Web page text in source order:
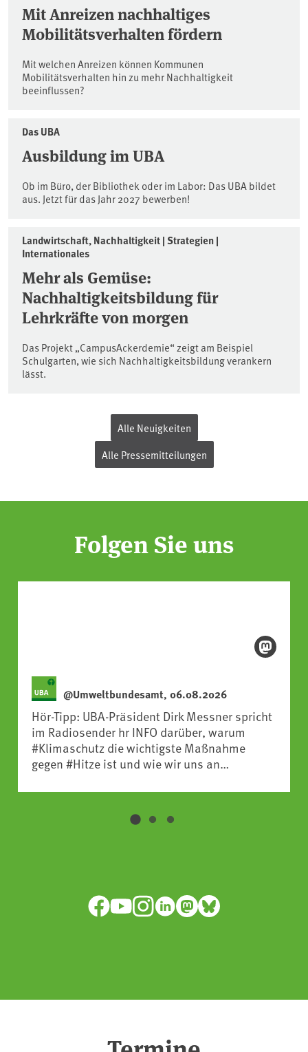
Mit Anreizen nachhaltiges
Mobilitätsverhalten fördern
Mit welchen Anreizen können Kommunen
Mobilitätsverhalten hin zu mehr Nachhaltigkeit
beeinflussen?
Das UBA
Ausbildung im UBA
Ob im Büro, der Bibliothek oder im Labor: Das UBA bildet
aus. Jetzt für das Jahr 2027 bewerben!
Landwirtschaft, Nachhaltigkeit | Strategien |
Internationales
Mehr als Gemüse:
Nachhaltigkeitsbildung für
Lehrkräfte von morgen
Das Projekt „CampusAckerdemie“ zeigt am Beispiel
Schulgarten, wie sich Nachhaltigkeitsbildung verankern
lässt.
Alle Neuigkeiten
Alle Pressemitteilungen
Folgen Sie uns
@Umweltbundesamt, 06.08.2026
Hör-Tipp: UBA-Präsident Dirk Messner spricht
im Radiosender hr INFO darüber, warum
#Klimaschutz die wichtigste Maßnahme
gegen #Hitze ist und wie wir uns an
https://www.ardsounds.de/episode/